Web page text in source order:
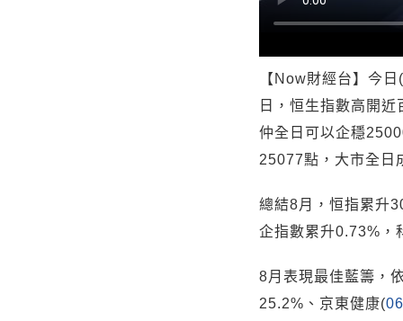
【Now財經台】今
日，恒生指數高開
仲全日可以企穩
25077點，大市全日
總結8月，恒指累升
企指數累升0.73%，
8月表現最佳藍籌，
25.2%、京東健康(